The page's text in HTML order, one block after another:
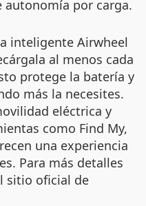
autonomía por carga.
inteligente Airwheel
al menos cada
protege la batería y
más la necesites.
eléctrica y
como Find My,
una experiencia
Para más detalles
sitio oficial de